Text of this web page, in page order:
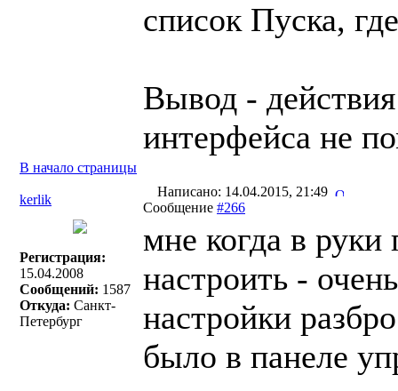
список Пуска,
Вывод -
интерфейса не
В начало страницы
kerlik
Написано: 14.04.2015, 21:49
Сообщение #266
Регистрация:
15.04.2008
Сообщений: 1587
Откуда: Санкт-
Петербург
мне когда в руки
настроить -
настройки
было в панеле